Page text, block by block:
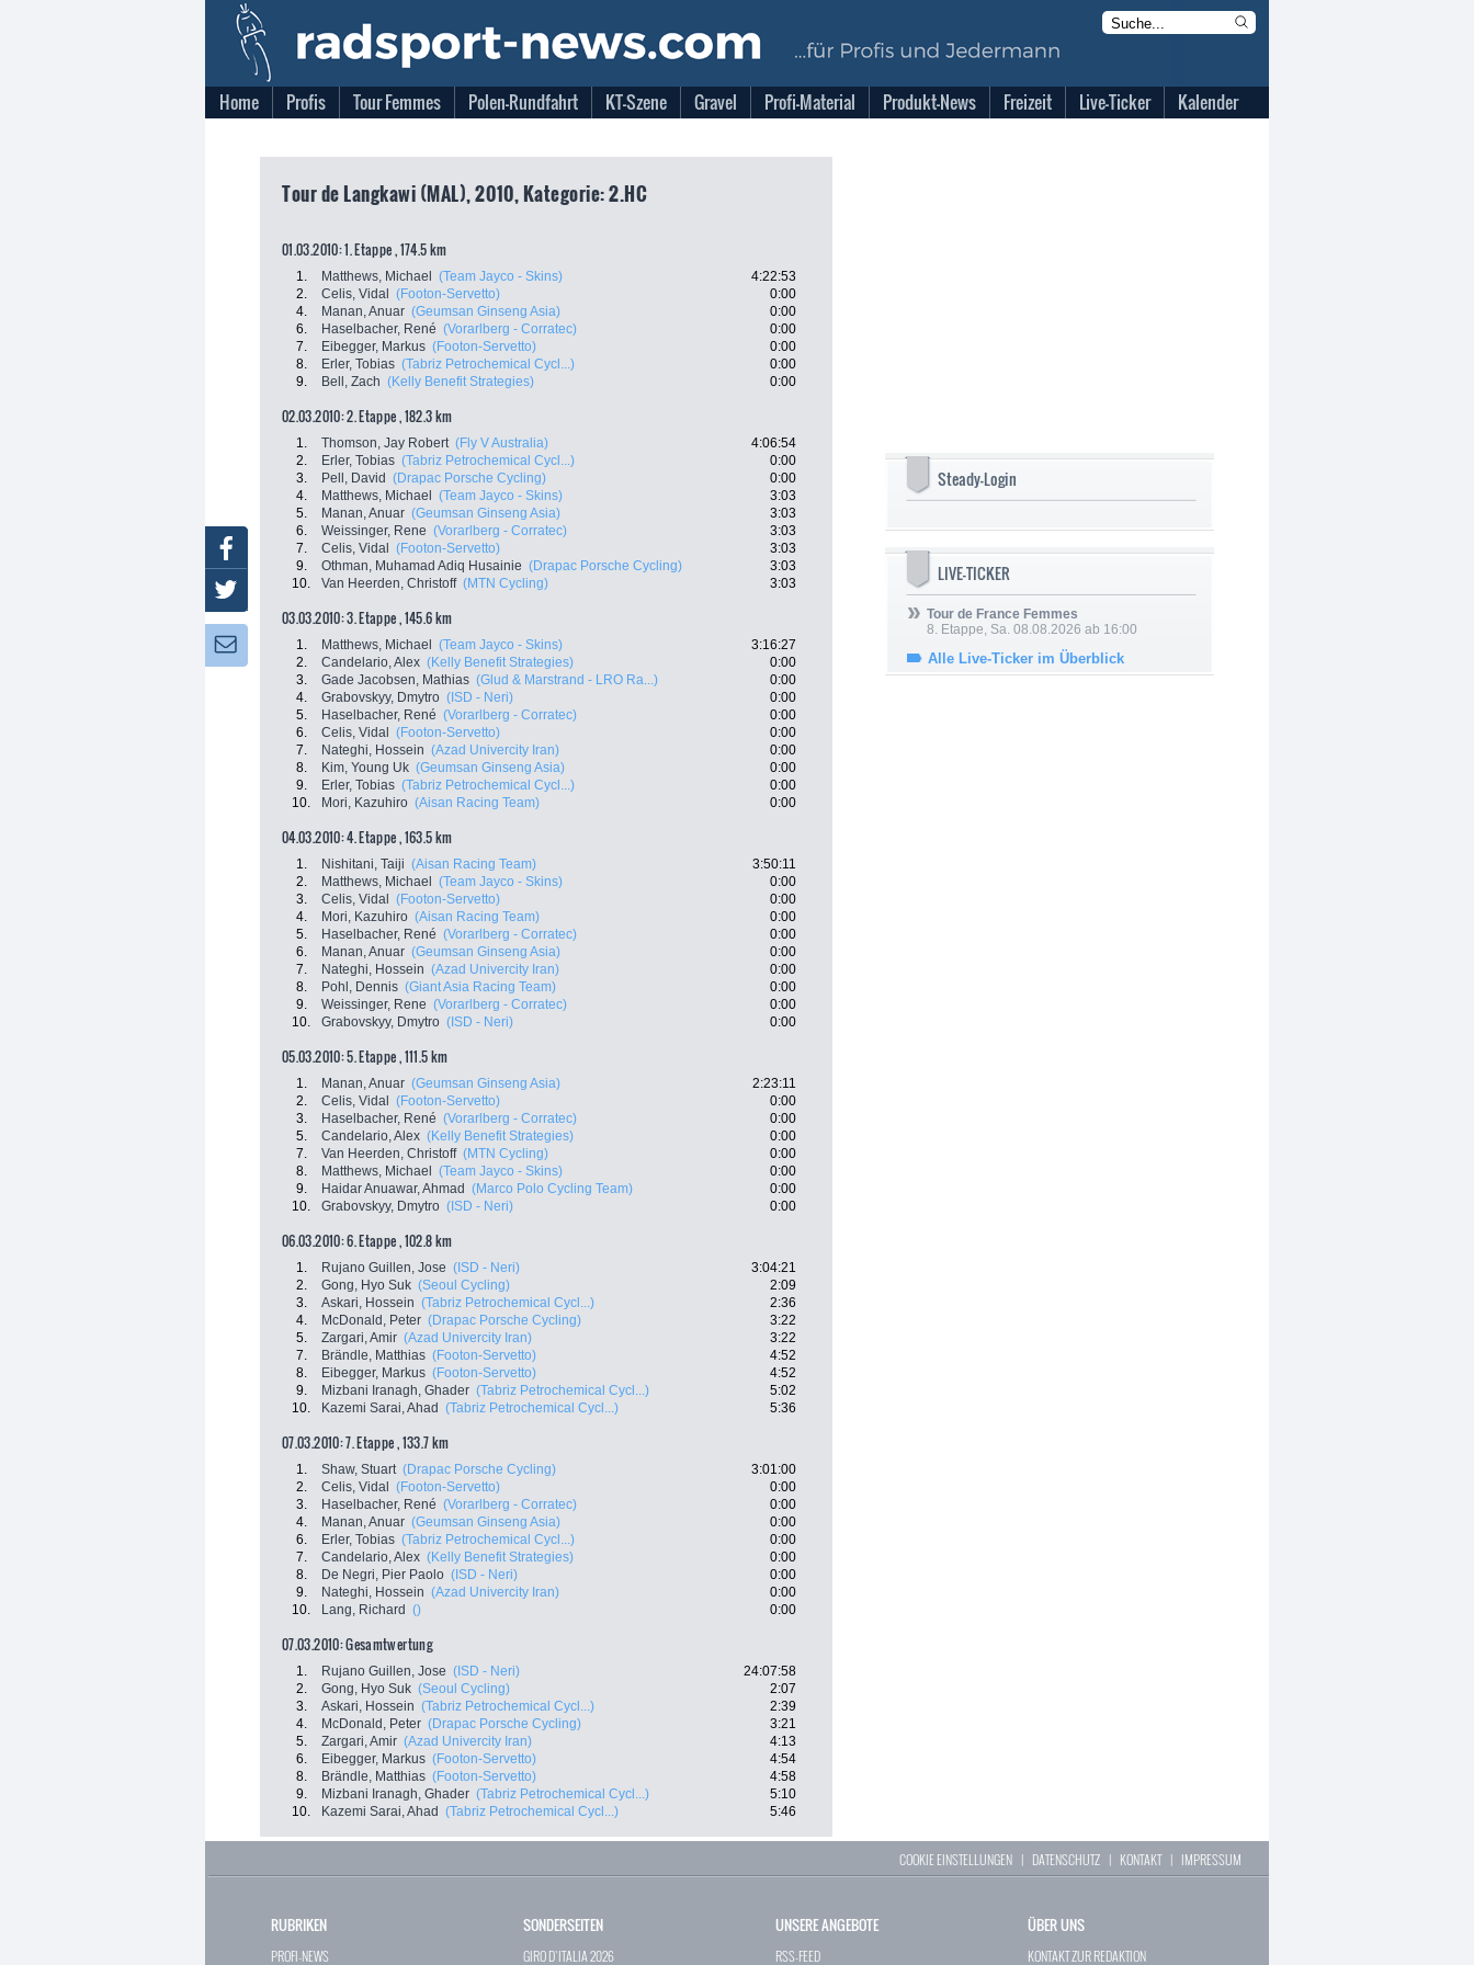
Home Profis Tour Femmes Polen-Rundfahrt KT-Szene Gravel Profi-Material Produkt-News Freizeit Live-Ticker Kalender
Tour de Langkawi (MAL), 2010, Kategorie: 2.HC
01.03.2010: 1. Etappe , 174.5 km
1. Matthews, Michael (Team Jayco - Skins)
4:22:53
2.
Celis, Vidal (Footon-Servetto)
0:00
4.
Manan, Anuar (Geumsan Ginseng Asia)
0:00
6.
Haselbacher, René (Vorarlberg - Corratec)
0:00
7.
Eibegger, Markus (Footon-Servetto)
0:00
8.
Erler, Tobias (Tabriz Petrochemical Cycl...)
0:00
9.
Bell, Zach (Kelly Benefit Strategies) 0:00
02.03.2010: 2. Etappe , 182.3 km
1. Thomson, Jay Robert (Fly V Australia)
4:06:54
2.
Erler, Tobias (Tabriz Petrochemical Cycl...)
0:00
3.
Pell, David (Drapac Porsche Cycling)
0:00
4.
Matthews, Michael (Team Jayco - Skins)
3:03
5.
Manan, Anuar (Geumsan Ginseng Asia)
3:03
6.
Weissinger, Rene (Vorarlberg - Corratec)
3:03
7.
Celis, Vidal (Footon-Servetto)
3:03
9.
Othman, Muhamad Adiq Husainie (Drapac Porsche Cycling)
3:03
10.
Van Heerden, Christoff (MTN Cycling) 3:03
03.03.2010: 3. Etappe , 145.6 km
1. Matthews, Michael (Team Jayco - Skins)
3:16:27
2.
Candelario, Alex (Kelly Benefit Strategies)
0:00
3.
Gade Jacobsen, Mathias (Glud & Marstrand - LRO Ra...)
0:00
4.
Grabovskyy, Dmytro (ISD - Neri)
0:00
5.
Haselbacher, René (Vorarlberg - Corratec)
0:00
6.
Celis, Vidal (Footon-Servetto)
0:00
7.
Nateghi, Hossein (Azad Univercity Iran)
0:00
8.
Kim, Young Uk (Geumsan Ginseng Asia)
0:00
9.
Erler, Tobias (Tabriz Petrochemical Cycl...)
0:00
10.
Mori, Kazuhiro (Aisan Racing Team) 0:00
04.03.2010: 4. Etappe , 163.5 km
1. Nishitani, Taiji (Aisan Racing Team)
3:50:11
2.
Matthews, Michael (Team Jayco - Skins)
0:00
3.
Celis, Vidal (Footon-Servetto)
0:00
4.
Mori, Kazuhiro (Aisan Racing Team)
0:00
5.
Haselbacher, René (Vorarlberg - Corratec)
0:00
6.
Manan, Anuar (Geumsan Ginseng Asia)
0:00
7.
Nateghi, Hossein (Azad Univercity Iran)
0:00
8.
Pohl, Dennis (Giant Asia Racing Team)
0:00
9.
Weissinger, Rene (Vorarlberg - Corratec)
0:00
10.
Grabovskyy, Dmytro (ISD - Neri) 0:00
05.03.2010: 5. Etappe , 111.5 km
1. Manan, Anuar (Geumsan Ginseng Asia)
2:23:11
2.
Celis, Vidal (Footon-Servetto)
0:00
3.
Haselbacher, René (Vorarlberg - Corratec)
0:00
5.
Candelario, Alex (Kelly Benefit Strategies)
0:00
7.
Van Heerden, Christoff (MTN Cycling)
0:00
8.
Matthews, Michael (Team Jayco - Skins)
0:00
9.
Haidar Anuawar, Ahmad (Marco Polo Cycling Team)
0:00
10.
Grabovskyy, Dmytro (ISD - Neri) 0:00
06.03.2010: 6. Etappe , 102.8 km
1. Rujano Guillen, Jose (ISD - Neri)
3:04:21
2.
Gong, Hyo Suk (Seoul Cycling)
2:09
3.
Askari, Hossein (Tabriz Petrochemical Cycl...)
2:36
4.
McDonald, Peter (Drapac Porsche Cycling)
3:22
5.
Zargari, Amir (Azad Univercity Iran)
3:22
7.
Brändle, Matthias (Footon-Servetto)
4:52
8.
Eibegger, Markus (Footon-Servetto)
4:52
9.
Mizbani Iranagh, Ghader (Tabriz Petrochemical Cycl...)
5:02
10.
Kazemi Sarai, Ahad (Tabriz Petrochemical Cycl...) 5:36
07.03.2010: 7. Etappe , 133.7 km
1. Shaw, Stuart (Drapac Porsche Cycling)
3:01:00
2.
Celis, Vidal (Footon-Servetto)
0:00
3.
Haselbacher, René (Vorarlberg - Corratec)
0:00
4.
Manan, Anuar (Geumsan Ginseng Asia)
0:00
6.
Erler, Tobias (Tabriz Petrochemical Cycl...)
0:00
7.
Candelario, Alex (Kelly Benefit Strategies)
0:00
8.
De Negri, Pier Paolo (ISD - Neri)
0:00
9.
Nateghi, Hossein (Azad Univercity Iran)
0:00
10.
Lang, Richard () 0:00
07.03.2010: Gesamtwertung
1. Rujano Guillen, Jose (ISD - Neri)
24:07:58
2.
Gong, Hyo Suk (Seoul Cycling)
2:07
3.
Askari, Hossein (Tabriz Petrochemical Cycl...)
2:39
4.
McDonald, Peter (Drapac Porsche Cycling)
3:21
5.
Zargari, Amir (Azad Univercity Iran)
4:13
6.
Eibegger, Markus (Footon-Servetto)
4:54
8.
Brändle, Matthias (Footon-Servetto)
4:58
9.
Mizbani Iranagh, Ghader (Tabriz Petrochemical Cycl...)
5:10
10.
Kazemi Sarai, Ahad (Tabriz Petrochemical Cycl...) 5:46
Steady-Login
LIVE-TICKER
Tour de France Femmes
8. Etappe, Sa. 08.08.2026 ab 16:00
Alle Live-Ticker im Überblick
Facebook
Twitter
Newsletter:
COOKIE EINSTELLUNGEN | DATENSCHUTZ | KONTAKT| IMPRESSUM
RUBRIKEN
PROFI-NEWS
SONDERSEITEN
GIRO D`ITALIA 2026
UNSERE ANGEBOTE
RSS-FEED
ÜBER UNS
KONTAKT ZUR REDAKTION